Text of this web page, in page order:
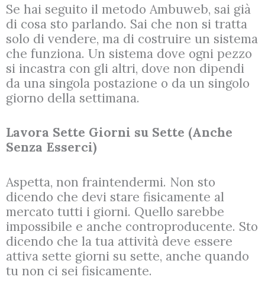
Se hai seguito il metodo Ambuweb, sai già
di cosa sto parlando. Sai che non si tratta
solo di vendere, ma di costruire un sistema
che funziona. Un sistema dove ogni pezzo
si incastra con gli altri, dove non dipendi
da una singola postazione o da un singolo
giorno della settimana.
Lavora Sette Giorni su Sette (Anche
Senza Esserci)
Aspetta, non fraintendermi. Non sto
dicendo che devi stare fisicamente al
mercato tutti i giorni. Quello sarebbe
impossibile e anche controproducente. Sto
dicendo che la tua attività deve essere
attiva sette giorni su sette, anche quando
tu non ci sei fisicamente.